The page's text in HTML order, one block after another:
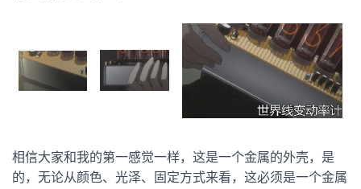
相信大家和我的第一感觉一样，这是一个金属的外壳，是
的，无论从颜色、光泽、固定方式来看，这必须是一个金属